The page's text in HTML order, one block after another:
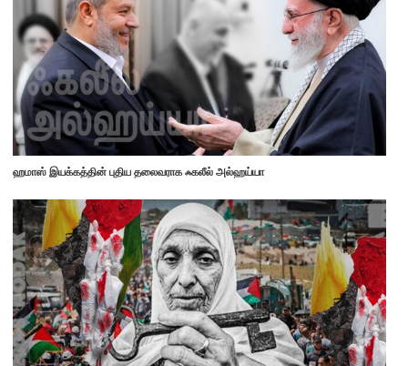
ஹமாஸ் இயக்கத்தின் புதிய தலைவராக ஃகலீல் அல்ஹய்யா